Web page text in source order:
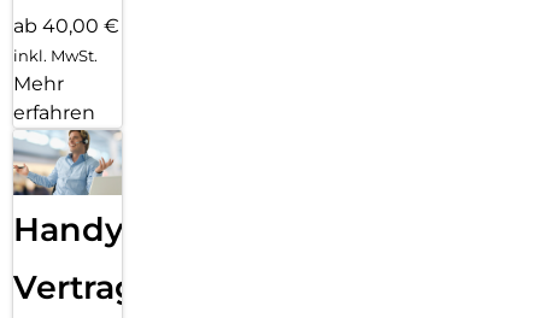
ab 40,00 €
inkl. MwSt.
Mehr
erfahren
Handy
Vertragsabwicklung